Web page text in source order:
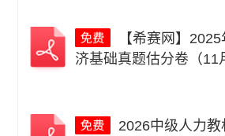
济基础真题估分卷（11
2026中级人力